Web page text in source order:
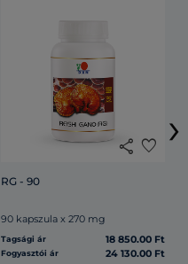
share favorite
RG - 90
90 kapszula x 270 mg
Tagsági ár 18 850.00 Ft
Fogyasztói ár 24 130.00 Ft
›